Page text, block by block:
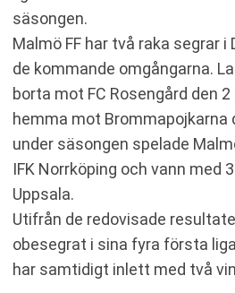
säsongen.
Malmö FF har två raka segrar
de kommande omgångarna.
borta mot FC Rosengård den
hemma mot Brommapojkarna
under säsongen spelade
IFK Norrköping och vann med
Uppsala.
Utifrån de redovisade
obesegrat i sina fyra första
har samtidigt inlett med två